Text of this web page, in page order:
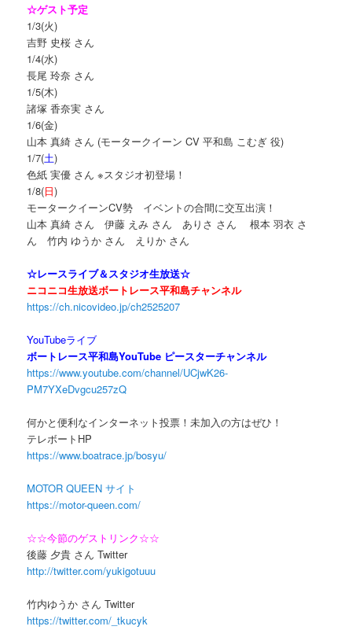
☆ゲスト予定
1/3(火)
吉野 史桜 さん
1/4(水)
長尾 玲奈 さん
1/5(木)
諸塚 香奈実 さん
1/6(金)
山本 真綺 さん (モータークイーン CV 平和島 こむぎ 役)
1/7(土)
色紙 実優 さん ※スタジオ初登場！
1/8(日)
モータークイーンCV勢 イベントの合間に交互出演！
山本 真綺 さん 伊藤 えみ さん ありさ さん 根本 羽衣 さ
ん 竹内 ゆうか さん えりか さん
☆レースライブ＆スタジオ生放送☆
ニコニコ生放送ボートレース平和島チャンネル
https://ch.nicovideo.jp/ch2525207
YouTubeライブ
ボートレース平和島YouTube ピースターチャンネル
https://www.youtube.com/channel/UCjwK26-
PM7YXeDvgcu257zQ
何かと便利なインターネット投票！未加入の方はぜひ！
テレボートHP
https://www.boatrace.jp/bosyu/
MOTOR QUEEN サイト
https://motor-queen.com/
☆☆今節のゲストリンク☆☆
後藤 夕貴 さん Twitter
http://twitter.com/yukigotuuu
竹内ゆうか さん Twitter
https://twitter.com/_tkucyk